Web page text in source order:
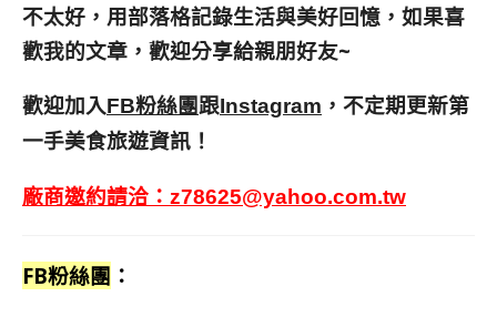
不太好，用部落格記錄生活與美好回憶， 如果喜
歡我的文章，歡迎分享給親朋好友~
歡迎加入FB粉絲團跟Instagram ，不定期更新第
一手美食旅遊資訊！
廠商邀約請洽： z78625@yahoo.com.tw
FB粉絲團 ：